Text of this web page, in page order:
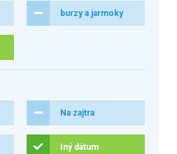
burzy a jarmoky
Na zajtra
Iný dátum